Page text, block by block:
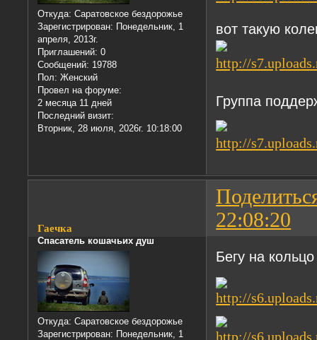
Откуда: Саратовское бездорожье
Зарегистрирован: Понедельник, 1
апреля, 2013г.
Приглашений: 0
Сообщений: 19788
Пол: Женский
Провел на форуме:
2 месяца 11 дней
Последний визит:
Вторник, 28 июля, 2026г. 10:18:00
вот такую
Группа
22:08:20
Гаечка
Спасатель кошачьих душ
Откуда: Саратовское бездорожье
Зарегистрирован: Понедельник, 1
Бегу на